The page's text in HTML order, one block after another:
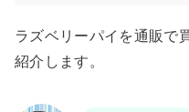
ラズベリーパイを通販で
紹介します。